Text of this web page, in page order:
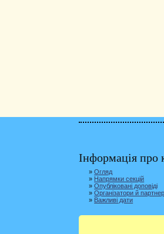
Інформація про
»Огляд
» Напрямки секцій
»Опубліковані доповіді
»Організатори й
» Важливі дати